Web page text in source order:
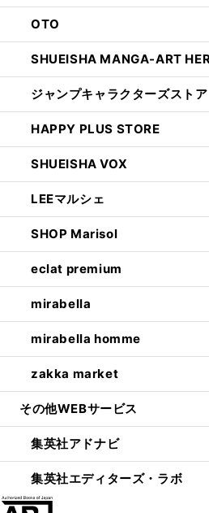
OTO
SHUEISHA MANGA-ART
ジャンプキャラクターズストア
HAPPY PLUS STORE
SHUEISHA VOX
LEEマルシェ
SHOP Marisol
eclat premium
mirabella
mirabella homme
zakka market
その他WEBサービス
集英社アドナビ
集英社エディターズ・ラボ